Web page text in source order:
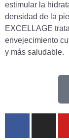
estimular la
densidad de la
EXCELLAGE
envejecimiento
y más saludable.